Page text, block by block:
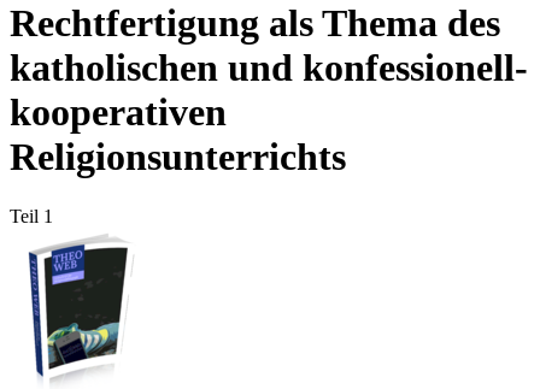
Rechtfertigung als Thema des
katholischen und konfessionell-
kooperativen
Religionsunterrichts
Teil 1